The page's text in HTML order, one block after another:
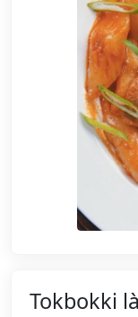
Tokbokki